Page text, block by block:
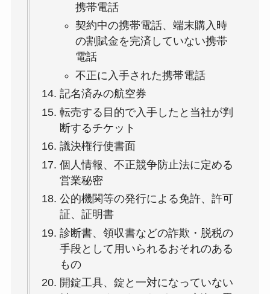
携帯電話
契約中の携帯電話、端末購入時
の割賦金を完済していない携帯
電話
不正に入手された携帯電話
記名済みの航空券
転売する目的で入手したと当社が判
断するチケット
議決権行使書面
個人情報、不正競争防止法に定める
営業秘密
公的機関等の発行による免許、許可
証、証明書
診断書、領収書などの詐欺・脱税の
手段として用いられるおそれのある
もの
開錠工具、錠と一対になっていない